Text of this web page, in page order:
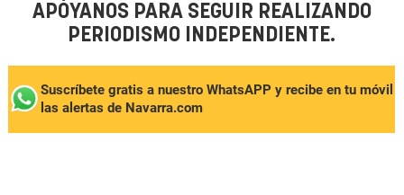
APÓYANOS PARA SEGUIR REALIZANDO
PERIODISMO INDEPENDIENTE.
Suscríbete gratis a nuestro WhatsAPP y recibe en tu móvil
las alertas de Navarra.com